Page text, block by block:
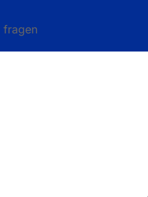
fragen